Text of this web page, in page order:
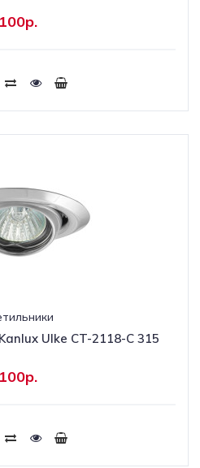
100р.
Ulke CT-2118-C 315
100р.